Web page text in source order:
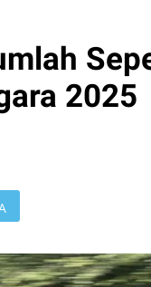
2025